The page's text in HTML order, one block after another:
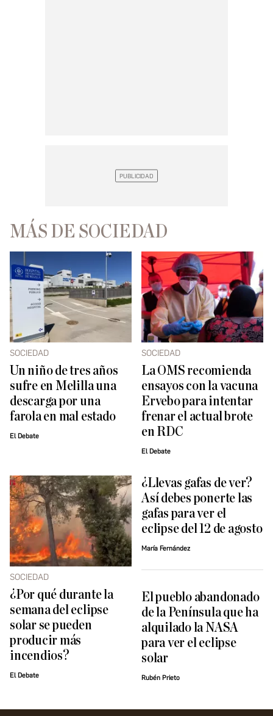
MÁS DE SOCIEDAD
SOCIEDAD
Un niño de tres años
sufre en Melilla una
descarga por una
farola en mal estado
El Debate
SOCIEDAD
La OMS recomienda
ensayos con la vacuna
Ervebo para intentar
frenar el actual brote
en RDC
El Debate
SOCIEDAD
¿Por qué durante la
semana del eclipse
solar se pueden
producir más
incendios?
El Debate
¿Llevas gafas de ver?
Así debes ponerte las
gafas para ver el
eclipse del 12 de agosto
María Fernández
El pueblo abandonado
de la Península que ha
alquilado la NASA
para ver el eclipse
solar
Rubén Prieto